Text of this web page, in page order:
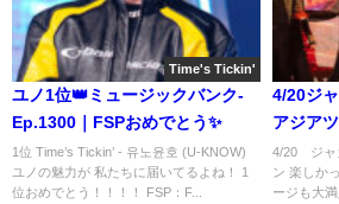
Time's Tickin'
ユノ1位👑ミュージックバンク-
Ep.1300｜FSPおめでとう✨️
1位 Time’s Tickin’ - 유노윤호 (U-KNOW)
ユノの魅力が 私たちに届いてるよね！ 1
位おめでとう！！！！ FSP：F...
4/20ジ
アジア
4/20 ジャ
ン 楽しか
ージも大